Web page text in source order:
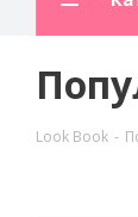
Look Book -